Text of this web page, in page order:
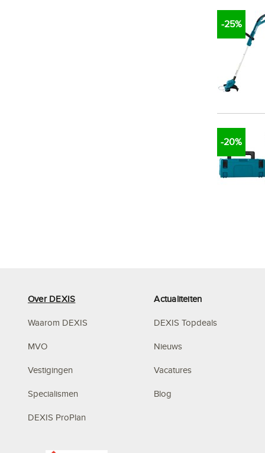
-25%
-20%
Over DEXIS
Waarom DEXIS
MVO
Vestigingen
Specialismen
DEXIS ProPlan
Actualiteiten
DEXIS Topdeals
Nieuws
Vacatures
Blog